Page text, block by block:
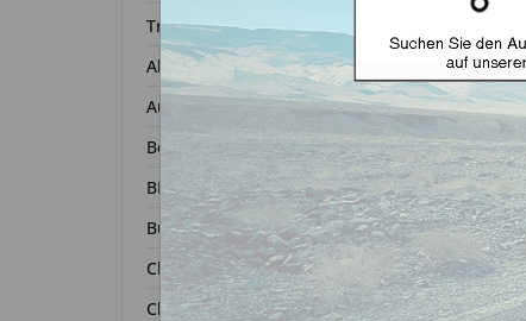
Transponder
Alfa Romeo
Audi
Bentley
BMW
Buick
Chevrolet
Chrysler